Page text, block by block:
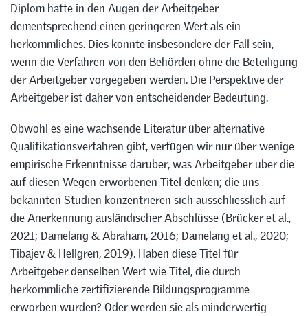
Diplom hätte in den Augen der Arbeitgeber
dementsprechend einen geringeren Wert als ein
herkömmliches. Dies könnte insbesondere der Fall sein,
wenn die Verfahren von den Behörden ohne die Beteiligung
der Arbeitgeber vorgegeben werden. Die Perspektive der
Arbeitgeber ist daher von entscheidender Bedeutung.
Obwohl es eine wachsende Literatur über alternative
Qualifikationsverfahren gibt, verfügen wir nur über wenige
empirische Erkenntnisse darüber, was Arbeitgeber über die
auf diesen Wegen erworbenen Titel denken; die uns
bekannten Studien konzentrieren sich ausschliesslich auf
die Anerkennung ausländischer Abschlüsse (Brücker et al.,
2021; Damelang & Abraham, 2016; Damelang et al., 2020;
Tibajev & Hellgren, 2019). Haben diese Titel für
Arbeitgeber denselben Wert wie Titel, die durch
herkömmliche zertifizierende Bildungsprogramme
erworben wurden? Oder werden sie als minderwertig